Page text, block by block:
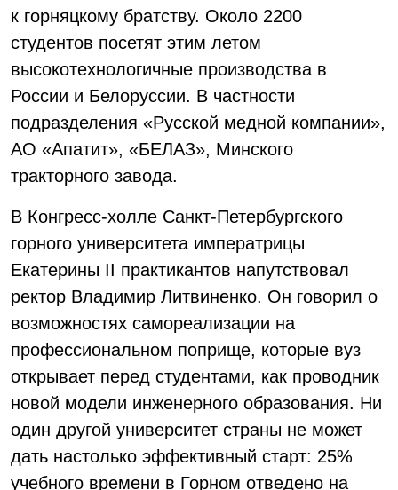
к горняцкому братству. Около 2200
студентов посетят этим летом
высокотехнологичные производства в
России и Белоруссии. В частности
подразделения «Русской медной компании»,
АО «Апатит», «БЕЛАЗ», Минского
тракторного завода.
В Конгресс-холле Санкт-Петербургского
горного университета императрицы
Екатерины II практикантов напутствовал
ректор Владимир Литвиненко. Он говорил о
возможностях самореализации на
профессиональном поприще, которые вуз
открывает перед студентами, как проводник
новой модели инженерного образования. Ни
один другой университет страны не может
дать настолько эффективный старт: 25%
учебного времени в Горном отведено на